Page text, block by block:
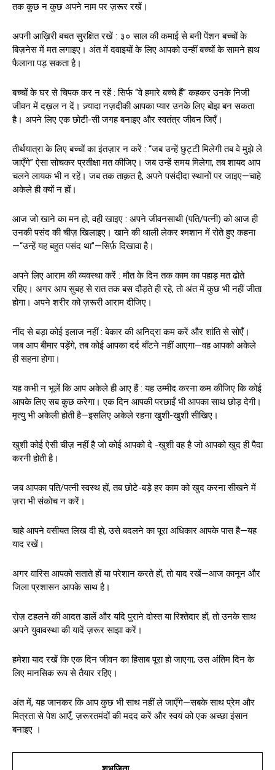
तक कुछ न कुछ अपने नाम पर ज़रूर रखें।
अपनी आख़िरी बचत सुरक्षित रखें : ३० साल की कमाई से बनी पेंशन बच्चों के
बिज़नेस में मत लगाइए। अंत में दवाइयों के लिए आपको उन्हीं बच्चों के सामने हाथ
फैलाना पड़ सकता है।
बच्चों के घर से चिपक कर न रहें : सिर्फ “वे हमारे बच्चे हैं” कहकर उनके निजी
जीवन में दख़ल न दें। ज़्यादा नज़दीकी आपका प्यार उनके लिए बोझ बन सकता
है। अपने लिए एक छोटी-सी जगह बनाइए और स्वतंत्र जीवन जिएँ।
तीर्थयात्रा के लिए बच्चों का इंतज़ार न करें : “जब उन्हें छुट्टी मिलेगी तब वे मुझे ले
जाएँगे” ऐसा सोचकर प्रतीक्षा मत कीजिए। जब उन्हें समय मिलेगा, तब शायद आप
चलने लायक भी न रहें। जब तक ताक़त है, अपने पसंदीदा स्थानों पर जाइए—चाहे
अकेले ही क्यों न हों।
आज जो खाने का मन हो, वही खाइए : अपने जीवनसाथी (पति/पत्नी) को आज ही
उनकी पसंद की चीज़ खिलाइए। खाने की थाली लेकर श्मशान में रोते हुए कहना
—“उन्हें यह बहुत पसंद था”—सिर्फ़ दिखावा है।
अपने लिए आराम की व्यवस्था करें : मौत के दिन तक काम का पहाड़ मत ढोते
रहिए। अगर आप सुबह से रात तक बस दौड़ते ही रहे, तो अंत में कुछ भी नहीं जीता
होगा। अपने शरीर को ज़रूरी आराम दीजिए।
नींद से बड़ा कोई इलाज नहीं : बेकार की अनिद्रा कम करें और शांति से सोएँ।
जब आप बीमार पड़ेंगे, तब कोई आपका दर्द बाँटने नहीं आएगा—वह आपको अकेले
ही सहना होगा।
यह कभी न भूलें कि आप अकेले ही आए हैं : यह उम्मीद करना कम कीजिए कि कोई
आपके लिए सब कुछ करेगा। एक दिन आपकी परछाईं भी आपका साथ छोड़ देगी।
मृत्यु भी अकेली होती है—इसलिए अकेले रहना खुशी-खुशी सीखिए।
खुशी कोई ऐसी चीज़ नहीं है जो कोई आपको दे -खुशी वह है जो आपको खुद ही पैदा
करनी होती है।
जब आपका पति/पत्नी स्वस्थ हों, तब छोटे-बड़े हर काम को खुद करना सीखने में
ज़रा भी संकोच न करें।
चाहे आपने वसीयत लिख दी हो, उसे बदलने का पूरा अधिकार आपके पास है—यह
याद रखें।
अगर वारिस आपको सताते हों या परेशान करते हों, तो याद रखें—आज कानून और
जिला प्रशासन आपके साथ है।
रोज़ टहलने की आदत डालें और यदि पुराने दोस्त या रिश्तेदार हों, तो उनके साथ
अपने युवावस्था की यादें ज़रूर साझा करें।
हमेशा याद रखें कि एक दिन जीवन का हिसाब पूरा हो जाएगा; उस अंतिम दिन के
लिए मानसिक रूप से तैयार रहिए।
अंत में, यह जानकर कि आप कुछ भी साथ नहीं ले जाएँगे—सबके साथ प्रेम और
मित्रता से पेश आएँ, ज़रूरतमंदों की मदद करें और स्वयं को एक अच्छा इंसान
बनाइए ।